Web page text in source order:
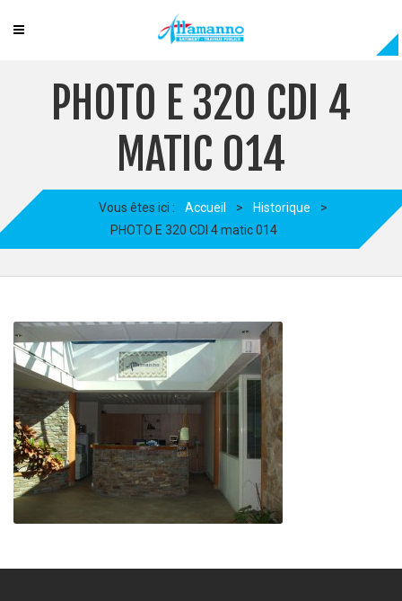
PHOTO E 320 CDI 4
MATIC 014
Vous êtes ici : Accueil > Historique
>
PHOTO E 320 CDI 4 matic 014